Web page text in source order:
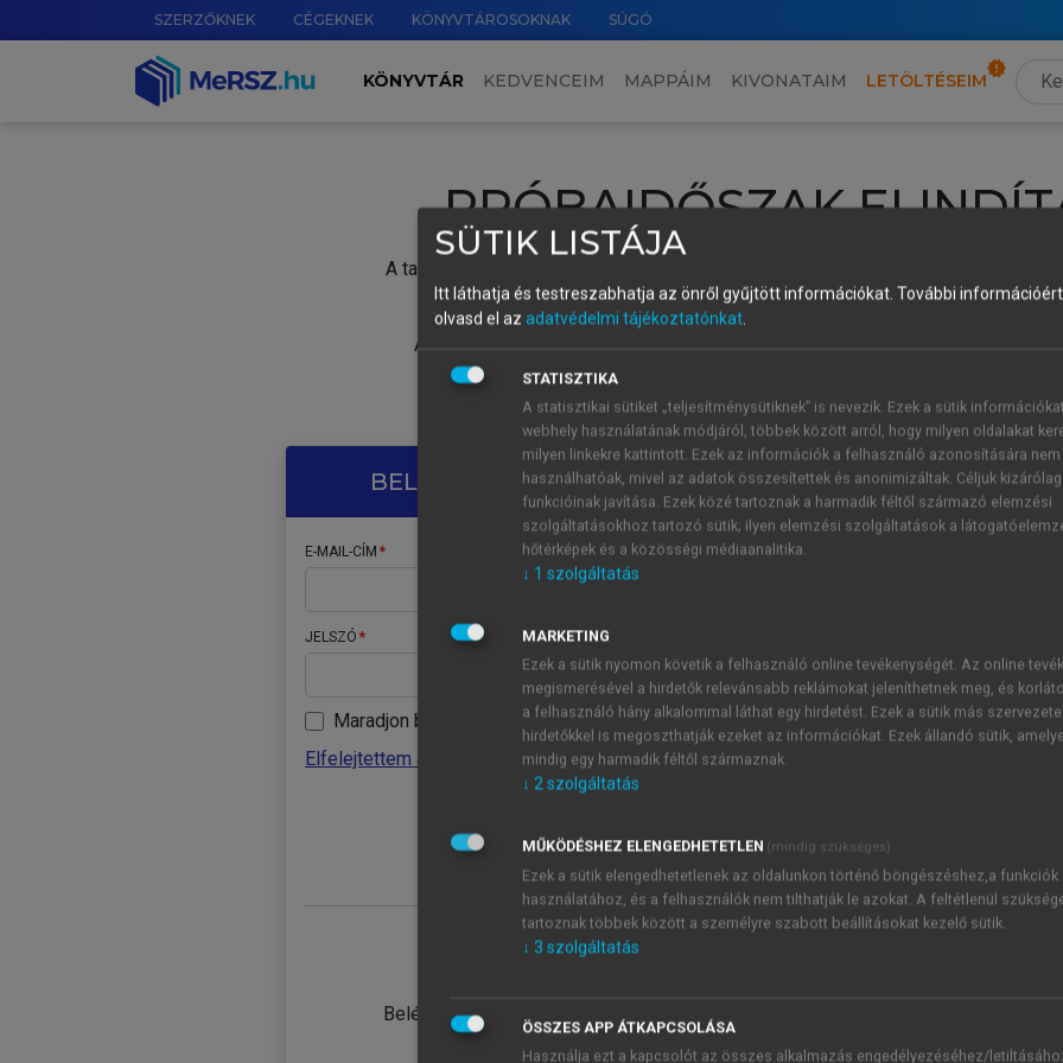
SZERZŐKNEK CÉGEKNEK KÖNYVTÁROSOKNAK SÚGÓ
KÖNYVTÁR KEDVENCEIM MAPPÁIM KIVONATAIM LETÖLTÉSEIM
PRÓBAIDŐSZAK
A tartalom megtekintéséhez lépj be a saját fiókoddal, iskolai azonosítóddal vagy
Új felhasználóként1 óra díjmentes hozzáférésrevagy
A próbaidőszak elindításához,
vagy hozz
A regisztráció után a
BELÉPÉS SAJÁT FIÓKKAL
E-MAIL-CÍM
JELSZÓ
Maradjon belépve
Elfelejtettem a jelszavamat
Belépés intézményi azonosítóval
ÚJ FIÓK
1 óra
JELSZÓ
Kérek értesítést a MeRSZ
Kérek értesítést az
SÜTIK LISTÁJA
Itt láthatja és testreszabhatja az önről gyűjtött információkat. További
olvasd el az adatvédelmi tájékoztatónkat.
STATISZTIKA
A statisztikai sütiket „teljesítménysütiknek” is nevezik. Ezek a sütik
webhely használatának módjáról, többek között arról, hogy milyen oldalakat
milyen linkekre kattintott. Ezek az információk a felhasználó azonosítására nem
használhatóak, mivel az adatok összesítettek és anonimizáltak. Céljuk
funkcióinak javítása. Ezek közé tartoznak a harmadik féltől származó elemzési
szolgáltatásokhoz tartozó sütik; ilyen elemzési szolgáltatások a
hőtérképek és a közösségi médiaanalitika.
↓ 1 szolgáltatás
MARKETING
Ezek a sütik nyomon követik a felhasználó online tevékenységét. Az online
megismerésével a hirdetők relevánsabb reklámokat jeleníthetnek meg, és
a felhasználó hány alkalommal láthat egy hirdetést. Ezek a sütik más
hirdetőkkel is megoszthatják ezeket az információkat. Ezek állandó sütik,
mindig egy harmadik féltől származnak.
↓ 2szolgáltatás
MŰKÖDÉSHEZ ELENGEDHETETLEN (mindig szükséges)
Ezek a sütik elengedhetetlenek az oldalunkon történő böngészéshez,a funkciók
használatához, és a felhasználók nem tilthatják le azokat. A feltétlenül
tartoznak többek között a személyre szabott beállításokat kezelő sütik.
↓ 3 szolgáltatás
ÖSSZES APP ÁTKAPCSOLÁSA
Használja ezt a kapcsolót az összes alkalmazás engedélyezéséhez/